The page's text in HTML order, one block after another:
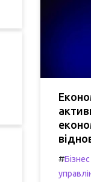
#Бізнес